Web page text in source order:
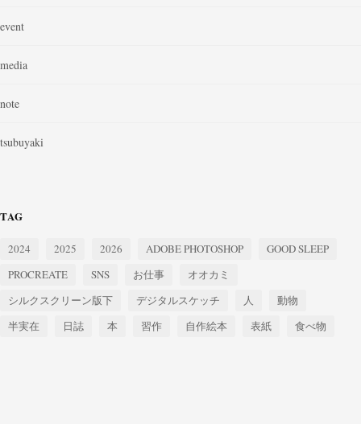
event
media
note
tsubuyaki
TAG
2024 2025 2026 ADOBE PHOTOSHOP
GOOD SLEEP
PROCREATE
SNS お仕事
オオカミ
シルクスクリーン版下
デジタルスケッチ 人
動物
半実在
日誌 本 習作 自作絵本 表紙 食べ物